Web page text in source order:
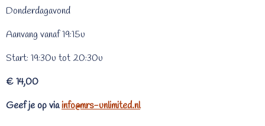
Donderdagavond
Aanvang vanaf 19:15u
Start: 19:30u tot 20:30u
€ 14,00
Geef je op viainfo@mrs-unlimited.nl